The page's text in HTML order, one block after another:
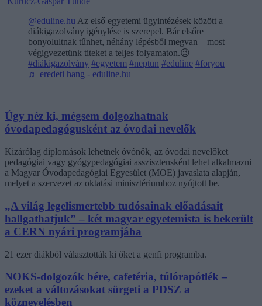
@eduline.hu Az első egyetemi ügyintézések között a
diákigazolvány igénylése is szerepel. Bár elsőre
bonyolultnak tűnhet, néhány lépésből megvan – most
végigvezetünk titeket a teljes folyamaton.😉
#diákigazolvány #egyetem #neptun #eduline #foryou
♬ eredeti hang - eduline.hu
Úgy néz ki, mégsem dolgozhatnak
óvodapedagógusként az óvodai nevelők
Kizárólag diplomások lehetnek óvónők, az óvodai nevelőket
pedagógiai vagy gyógypedagógiai asszisztensként lehet alkalmazni
a Magyar Óvodapedagógiai Egyesület (MOE) javaslata alapján,
melyet a szervezet az oktatási minisztériumhoz nyújtott be.
„A világ legelismertebb tudósainak előadásait
hallgathatjuk” – két magyar egyetemista is bekerült
a CERN nyári programjába
21 ezer diákból választották ki őket a genfi programba.
NOKS-dolgozók bére, cafetéria, túlórapótlék –
ezeket a változásokat sürgeti a PDSZ a
köznevelésben